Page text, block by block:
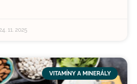
11. 2025
VITAMÍNY A MINERÁLY